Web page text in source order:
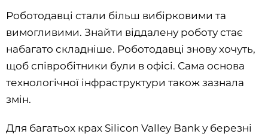
Роботодавці стали більш вибірковими та
вимогливими. Знайти віддалену роботу стає
набагато складніше. Роботодавці знову хочуть,
щоб співробітники були в офісі. Сама основа
технологічної інфраструктури також зазнала
змін.
Для багатьох крах Silicon Valley Bank у березні